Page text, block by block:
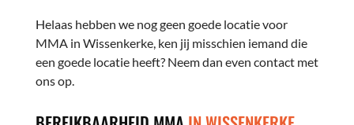
Helaas hebben we nog geen goede locatie voor
MMA in Wissenkerke, ken jij misschien iemand die
een goede locatie heeft? Neem dan even contact met
ons op.